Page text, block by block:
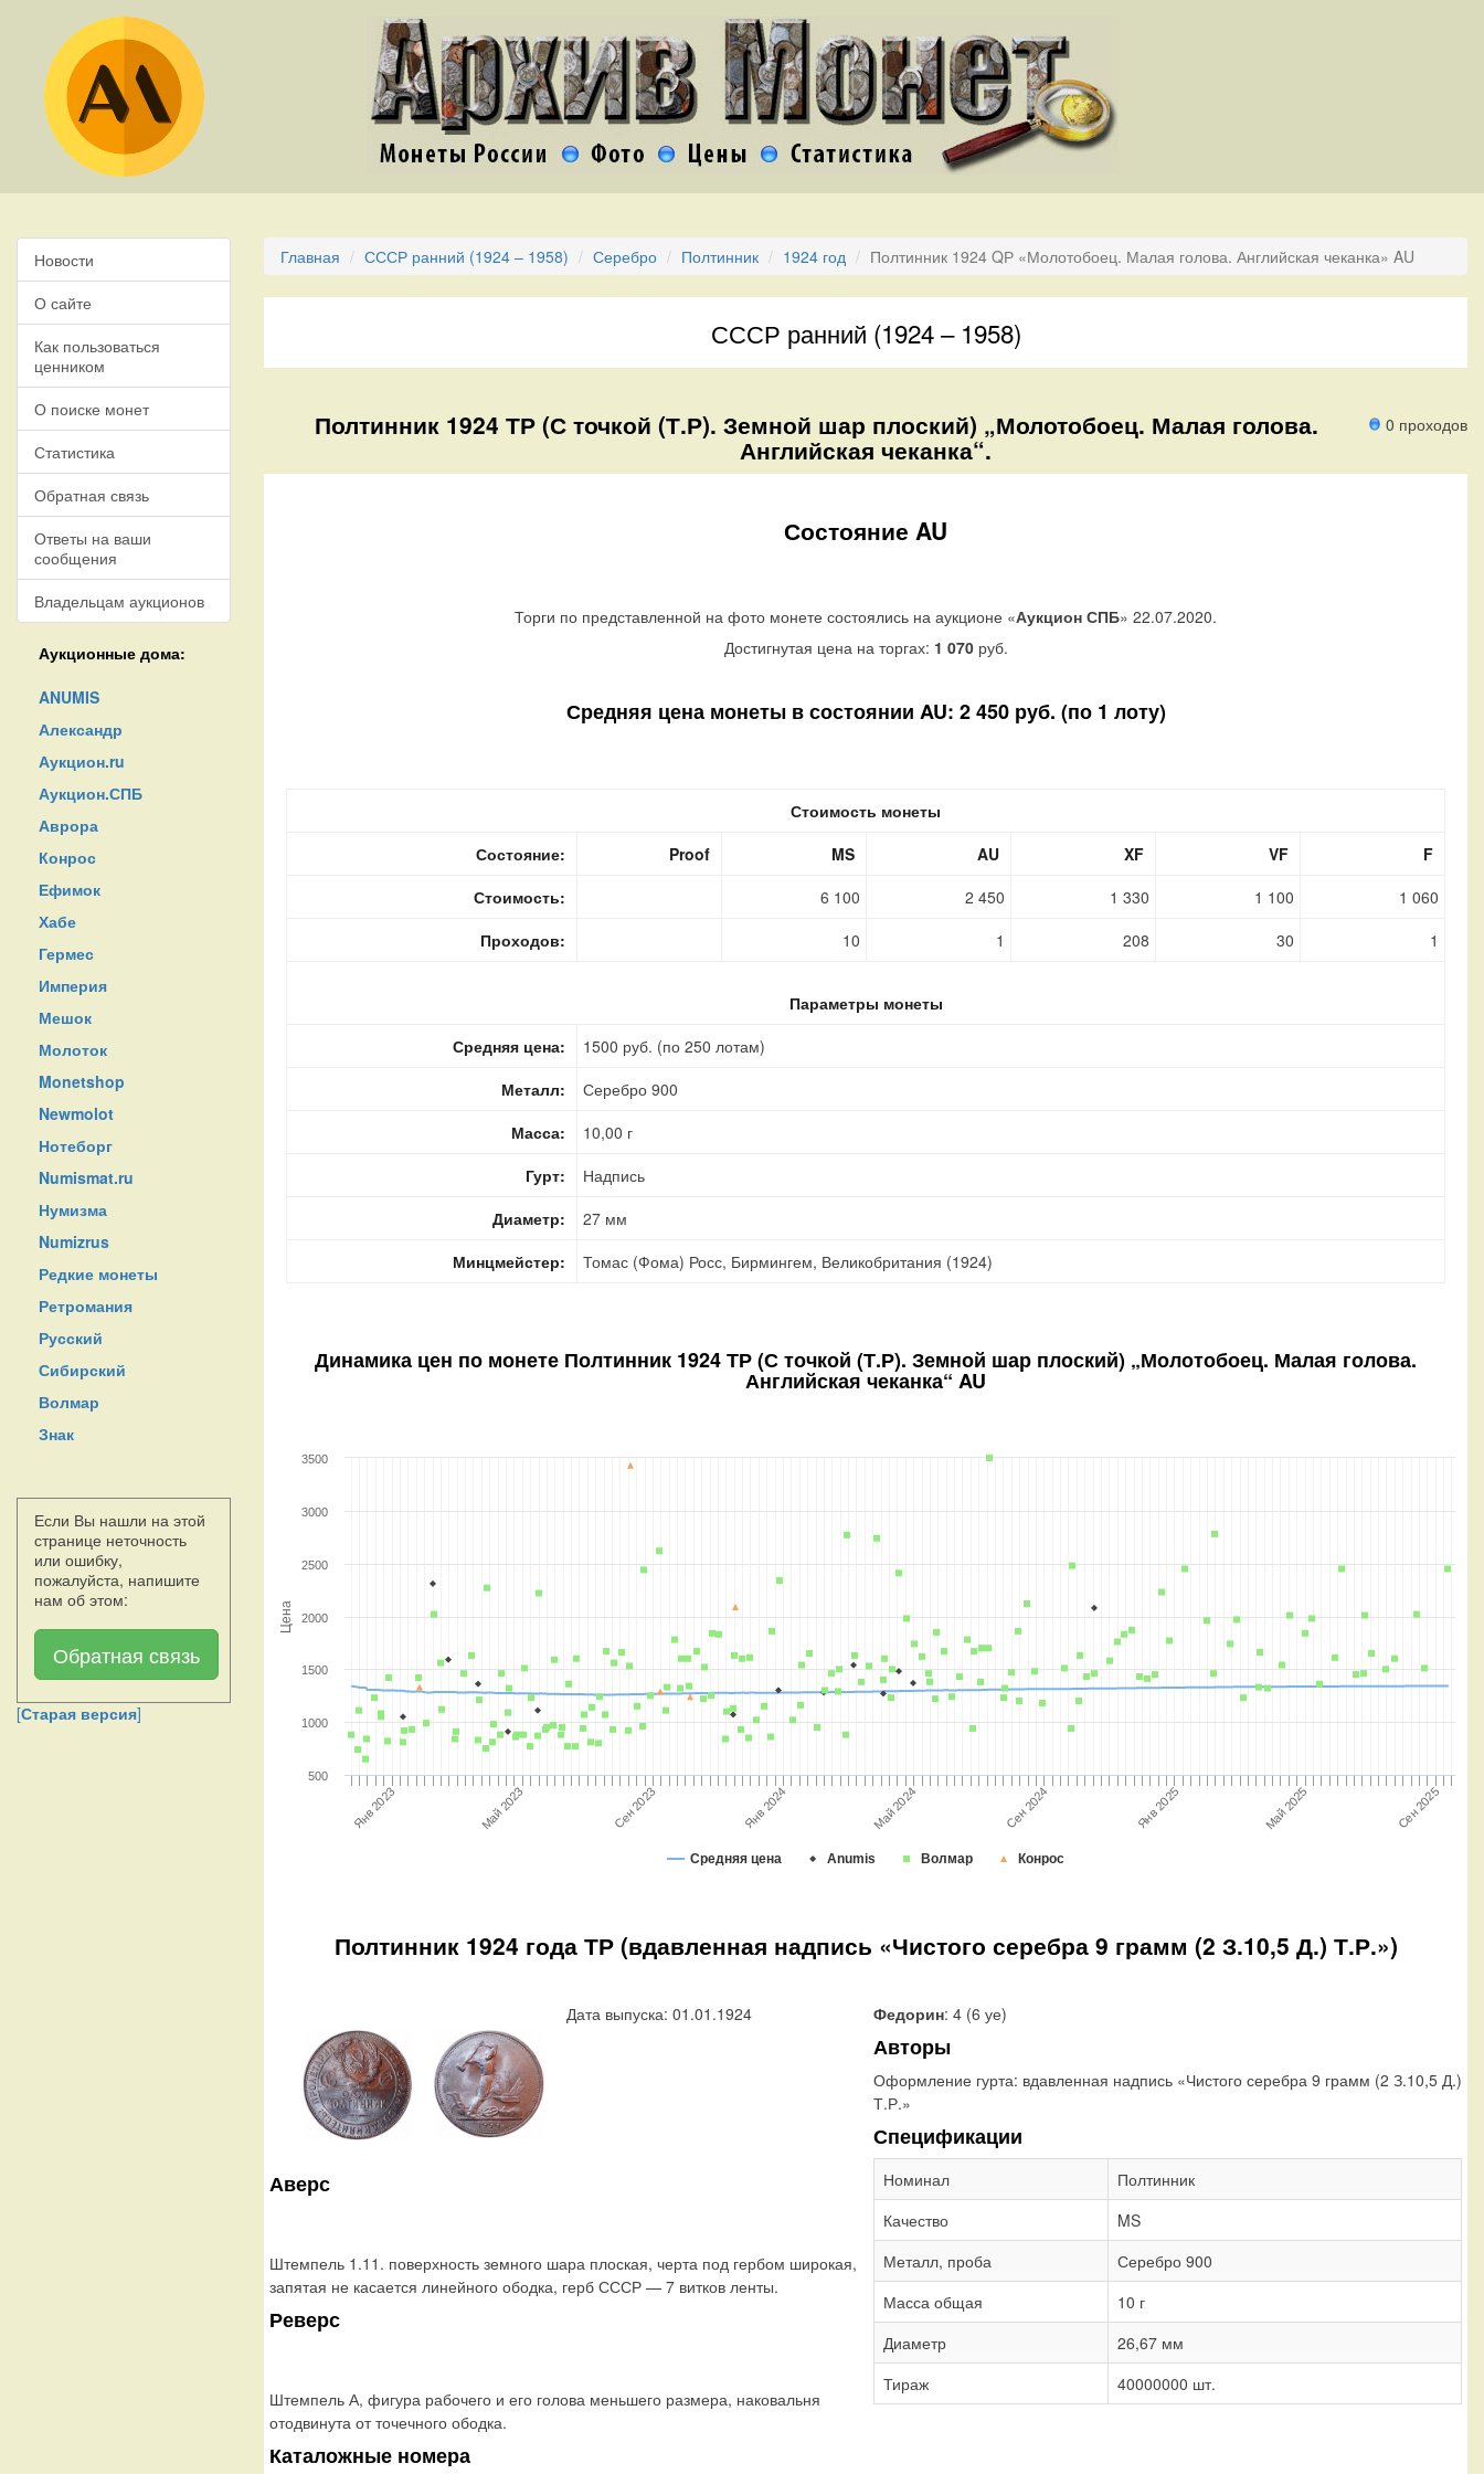
Новости
О сайте
Как пользоваться
ценником
О поиске монет
Статистика
Обратная связь
Ответы на ваши
сообщения
Владельцам аукционов
Аукционные дома:
ANUMIS
Александр
Аукцион.ru
Аукцион.СПБ
Аврора
Конрос
Ефимок
Хабе
Гермес
Империя
Мешок
Молоток
Monetshop
Newmolot
Нотеборг
Numismat.ru
Нумизма
Numizrus
Редкие монеты
Ретромания
Русский
Сибирский
Волмар
Знак
Если Вы нашли на этой
странице неточность
или ошибку,
пожалуйста, напишите
нам об этом:
Обратная связь
[Старая версия]
Главная СССР ранний (1924 – 1958) Серебро Полтинник 1924 год Полтинник 1924 QР «Молотобоец. Малая голова. Английская чеканка» AU
СССР ранний (1924 – 1958)
0 проходов
Полтинник 1924 ТР (С точкой (Т.Р). Земной шар плоский) „Молотобоец. Малая голова.
Английская чеканка“.
Состояние AU
Торги по представленной на фото монете состоялись на аукционе «Аукцион СПБ» 22.07.2020.
Достигнутая цена на торгах: 1 070руб.
Средняя цена монеты в состоянии AU: 2 450 руб. (по 1 лоту)
Стоимость монеты
Состояние:
Proof MS AU XF VF
F
Стоимость:
6 100 2 450 1 330 1 100
1 060
Проходов:
10 1 208 30 1
Параметры монеты
Средняя цена:
1500 руб. (по 250 лотам)
Металл:
Серебро 900
Масса:
10,00 г
Гурт:
Надпись
Диаметр:
27 мм
Минцмейстер:
Томас (Фома) Росс, Бирмингем, Великобритания (1924)
Динамика цен по монете Полтинник 1924 ТР (С точкой (Т.Р). Земной шар плоский) „Молотобоец. Малая голова.
Английская чеканка“ AU
Цена
Средняя цена Anumis Волмар Конрос
Янв 2023 Янв 2024 Янв 2025
Май 2023 Сен 2023 Май 2024 Сен 2024 Май 2025 Сен 2025
500
1000
1500
2000
2500
3000
3500
Полтинник 1924 года ТР (вдавленная надпись «Чистого серебра 9 грамм (2 З.10,5 Д.) Т.Р.»)
Дата выпуска: 01.01.1924
Аверс
Штемпель 1.11. поверхность земного шара плоская, черта под гербом широкая,
запятая не касается линейного ободка, герб СССР — 7 витков ленты.
Реверс
Штемпель А, фигура рабочего и его голова меньшего размера, наковальня
отодвинута от точечного ободка.
Каталожные номера
Федорин: 4 (6 уе)
Авторы
Оформление гурта: вдавленная надпись «Чистого серебра 9 грамм (2 З.10,5 Д.)
Т.Р.»
Спецификации
Номинал
Полтинник
Качество
MS
Металл, проба
Серебро 900
Масса общая
10 г
Диаметр
26,67 мм
Тираж
40000000 шт.